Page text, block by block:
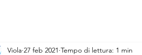
Viola 27 feb 2021 Tempo di lettura: 1 min